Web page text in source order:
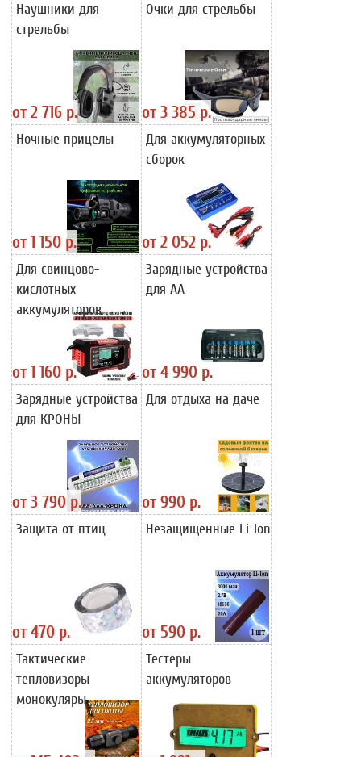
Наушники для
стрельбы
от 2 716 р.
Очки для стрельбы
от 3 385 р.
Ночные прицелы
от 1 150 р.
Для аккумуляторных
сборок
от 2 052 р.
Для свинцово-
кислотных
аккумуляторов
от 1 160 р.
Зарядные устройства
для АА
от 4 990 р.
Зарядные устройства
для КРОНЫ
от 3 790 р.
Для отдыха на даче
от 990 р.
Защита от птиц
от 470 р.
Незащищенные Li-Ion
от 590 р.
Тактические
тепловизоры
монокуляры
Тестеры
аккумуляторов